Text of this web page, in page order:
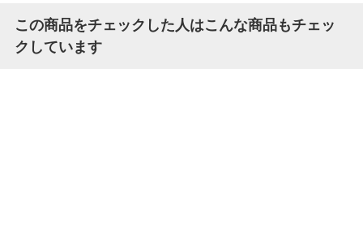
この商品をチェックした人はこんな商品もチェッ
クしています